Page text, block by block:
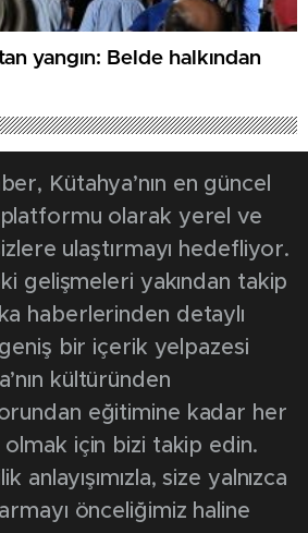
yangın: Belde halkından
Kütahya’nın en güncel
olarak yerel ve
ulaştırmayı hedefliyor.
gelişmeleri yakından takip
haberlerinden detaylı
bir içerik yelpazesi
kültüründen
eğitimine kadar her
için bizi takip edin.
anlayışımızla, size yalnızca
önceliğimiz haline